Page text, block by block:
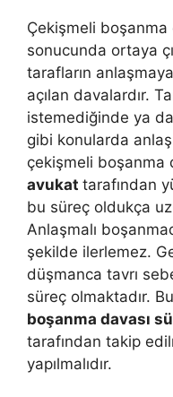
Çekişmeli boşanma
sonucunda ortaya
tarafların
açılan davalardır.
istemediğinde ya
gibi konularda
çekişmeli boşanma
avukat tarafından
bu süreç oldukça
Anlaşmalı
şekilde ilerlemez.
düşmanca tavrı
süreç olmaktadır.
boşanma davası
tarafından takip
yapılmalıdır.